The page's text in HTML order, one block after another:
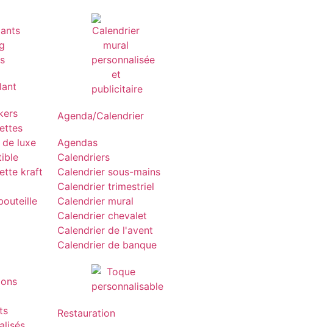
de luxe
kraft
Agenda/Calendrier
Agendas
Calendriers
Calendrier sous-mains
Calendrier trimestriel
Calendrier mural
Calendrier chevalet
Calendrier de l'avent
Calendrier de banque
Restauration